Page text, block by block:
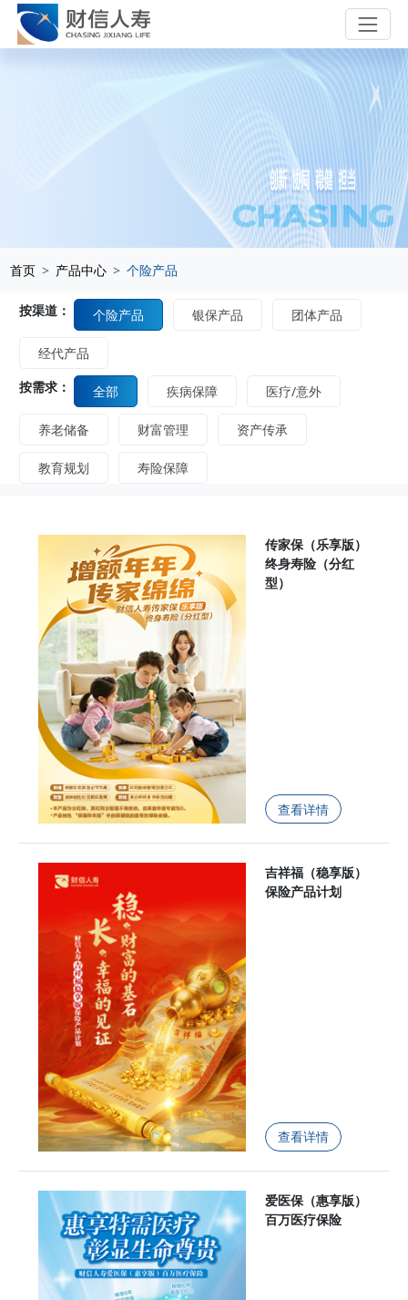
首页 产品中心 个险产品
按渠道： 个险产品 银保产品 团体产品
经代产品
按需求：
全部 疾病保障 医疗/意外
养老储备 财富管理 资产传承
教育规划 寿险保障
传家保（乐享版）
终身寿险（分红
型）
查看详情
吉祥福（稳享版）
保险产品计划
查看详情
爱医保（惠享版）
百万医疗保险